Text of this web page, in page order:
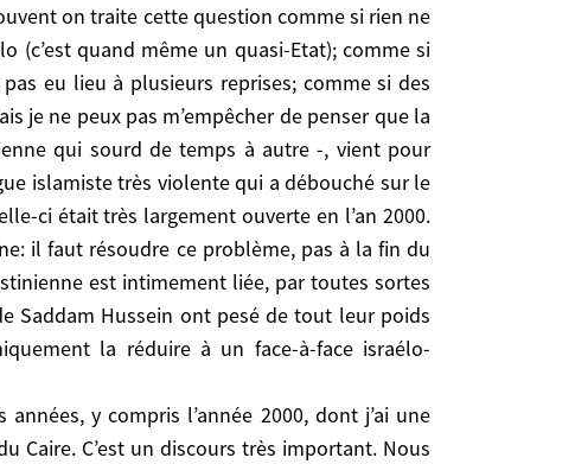
on traite cette question comme si rien ne
(c’est quand même un quasi-Etat); comme si
eu lieu à plusieurs reprises; comme si des
je ne peux pas m’empêcher de penser que la
qui sourd de temps à autre -, vient pour
islamiste très violente qui a débouché sur le
ci était très largement ouverte en l’an 2000.
il faut résoudre ce problème, pas à la fin du
est intimement liée, par toutes sortes
Saddam Hussein ont pesé de tout leur poids
la réduire à un face-à-face israélo-
y compris l’année 2000, dont j’ai une
Caire. C’est un discours très important. Nous
secondaire ou non. Bien entendu, elle n’est pas
on traite cette question comme si rien ne s’était
même un quasi-Etat); comme si Yasser Arafat
reprises; comme si des moments de normalité
de penser que la complication de la situation –
pour l’essentiel non pas du peuple palestinien
le 11 Septembre, Yasser Arafat n’a pas cru devoir
bien sûr les choses ont eu leur propre logique.
mais au début. Mais il faut savoir que la
au reste de la région. Et que si par exemple l’Iran
cela fait partie évidemment de l’équation. On
y compris l’année 2000, dont j’ai une lecture tout à
discours très important. Nous savions qu’Obama,
Certains membres de son équipe le lui avaient